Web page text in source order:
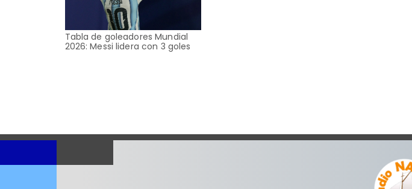
Tabla de goleadores Mundial
2026: Messi lidera con 3 goles